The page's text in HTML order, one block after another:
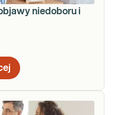
niedoboru i